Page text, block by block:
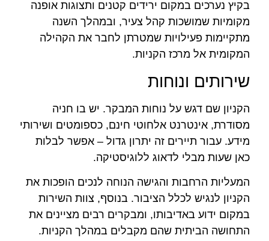
בקיץ נערכים במקום ירידים קטנים ותצוגות אופנה
מקומיות שמושכות קהל צעיר, ובמהלך השנה
מתקיימות פעילויות שמטרתן לחבר את הקהילה
המקומית אל מרכז הקניות.
שירותים ונוחות
הקניון שם דגש על נוחות המבקר. יש בו חניה
מסודרת, אינטרנט אלחוטי חינם, כספומטים ושירותי
מידע. עבור תיירים זה יתרון גדול – אפשר לבלות
כאן שעות מבלי לדאוג ללוגיסטיקה.
המעליות הרחבות והגישה הנוחה לנכים הופכות את
הקניון לנגיש לכלל הציבור. בנוסף, צוות השירות
במקום ידוע באדיבותו, ומבקרים רבים מציינים את
התחושה הביתית שהם מקבלים במהלך הקניות.